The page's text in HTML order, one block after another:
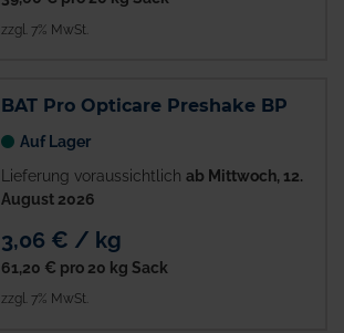
zzgl. 7% MwSt.
BAT Pro Opticare Preshake BP
Auf Lager
Lieferung voraussichtlich ab Mittwoch, 12.
August 2026
3,06 € / kg
61,20 € pro 20 kg Sack
zzgl. 7% MwSt.